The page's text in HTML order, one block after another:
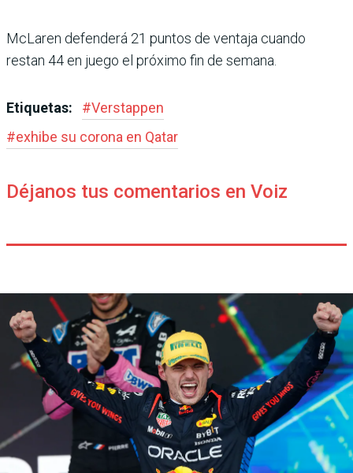
McLaren defenderá 21 pun­tos de ventaja cuando
restan 44 en juego el próximo fin de semana.
Etiquetas: #Verstappen
#exhibe su corona en Qatar
Déjanos tus comentarios en Voiz